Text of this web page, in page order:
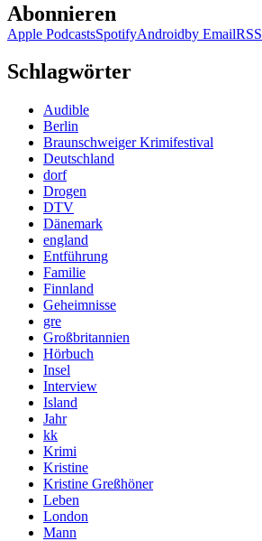
Abonnieren
Apple PodcastsSpotifyAndroidby EmailRSS
Schlagwörter
Audible
Berlin
Braunschweiger Krimifestival
Deutschland
dorf
Drogen
DTV
Dänemark
england
Entführung
Familie
Finnland
Geheimnisse
gre
Großbritannien
Hörbuch
Insel
Interview
Island
Jahr
kk
Krimi
Kristine
Kristine Greßhöner
Leben
London
Mann